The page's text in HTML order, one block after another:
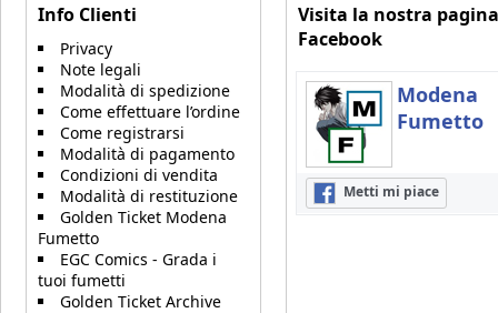
Info Clienti
Privacy
Note legali
Modalità di spedizione
Come effettuare l’ordine
Come registrarsi
Modalità di pagamento
Condizioni di vendita
Modalità di restituzione
Golden Ticket Modena
Fumetto
EGC Comics - Grada i
tuoi fumetti
Golden Ticket Archive
Visita la nostra pagina
Facebook
Modena
Fumetto
Metti mi piace